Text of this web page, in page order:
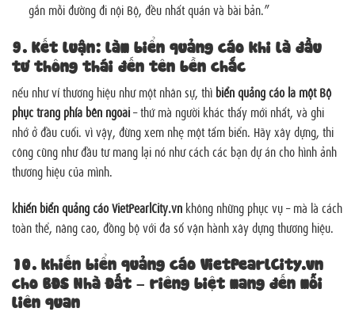
gắn mỗi đường đi nội Bộ, đều nhất quán và bài bản.”
9. Kết luận: làm biển quảng cáo khi là đầu
tư thông thái đến tên bền chắc
nếu như ví thương hiệu như một nhân sự, thì biển quảng cáo là một Bộ
phục trang phía bên ngoài– thứ mà người khác thấy mới nhất, và ghi
nhớ ở đầu cuối. vì vậy, đừng xem nhẹ một tấm biển. Hãy xây dựng, thi
công cũng như đầu tư mang lại nó như cách các bạn dự án cho hình ảnh
thương hiệu của mình.
khiến biển quảng cáo VietPearlCity.vn không những phục vụ – mà là cách
toàn thể, nâng cao, đồng bộ với đa số vận hành xây dựng thương hiệu.
10. khiến biển quảng cáo VietPearlCity.vn
cho BĐS Nhà Đất – riêng biệt mang đến mỗi
liên quan